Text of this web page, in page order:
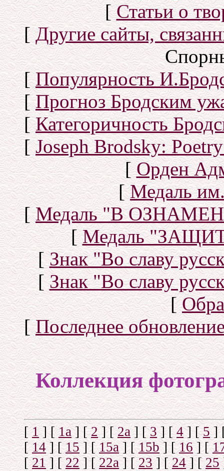
[Статьи о
[Другие сайты,
[Популярность
[Прогноз Бродским
[Категоричность
[Joseph Brodsky:
[Орден
[Медаль
[Медаль "В
[Медаль
[Знак "Во славу
[Знак "Во славу
[
[Последнее
Коллекция
[1] [1а] [2] [2а] [3] [4] [5]
[14] [15] [15a] [15b] [16] [
[21] [22] [22a] [23] [24] [25